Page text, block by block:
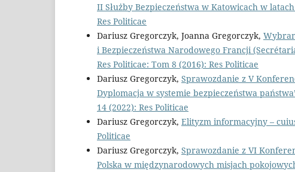
II Służby Bezpieczeństwa w Katowicach w
Res Politicae
Dariusz Gregorczyk, Joanna Gregorczyk,
i Bezpieczeństwa Narodowego Francji
Res Politicae: Tom 8 (2016): Res Politicae
Dariusz Gregorczyk, Sprawozdanie z V
Dyplomacja w systemie bezpieczeństwa
14 (2022): Res Politicae
Dariusz Gregorczyk, Elityzm informacyjny –
Politicae
Dariusz Gregorczyk, Sprawozdanie z VI
Polska w międzynarodowych misjach